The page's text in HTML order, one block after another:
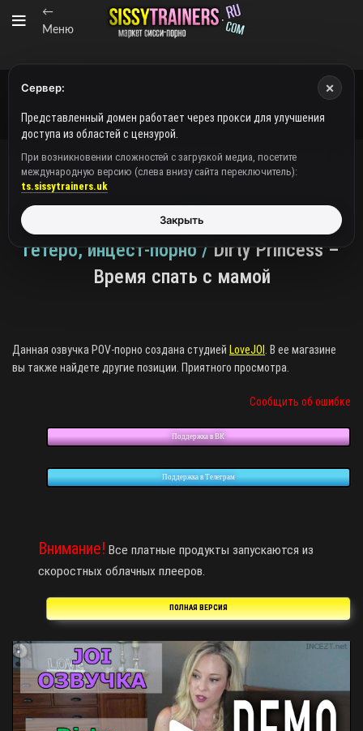
←
Меню
LoveJOI / Видео / DEMO / POV-озвучка,
гетеро, инцест-порно /Dirty Princess –
Время спать с мамой
Данная озвучка POV-порно создана студией LoveJOI
. В ее магазине
вы также найдете другие позиции. Приятного просмотра.
Сообщить об ошибке
Поддержка в ВК
Поддержка в Телеграм
Внимание! Все платные продукты запускаются из
скоростных облачных плееров.
ПОЛНАЯ ВЕРСИЯ
Сервер: ×
Представленный домен работает через прокси для улучшения
доступа из областей с цензурой.
При возникновении сложностей с загрузкой медиа, посетите
международную версию (слева внизу сайта переключитель):
ts.sissytrainers.uk
Закрыть